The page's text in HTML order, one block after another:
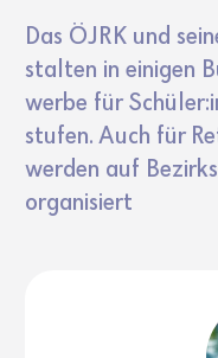
Das ÖJRK und
stalten in einigen
werbe für
stufen. Auch für
werden auf
orga­ni­siert